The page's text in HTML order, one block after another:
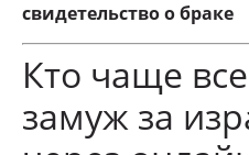
свидетельство о браке
Кто чаще
замуж за